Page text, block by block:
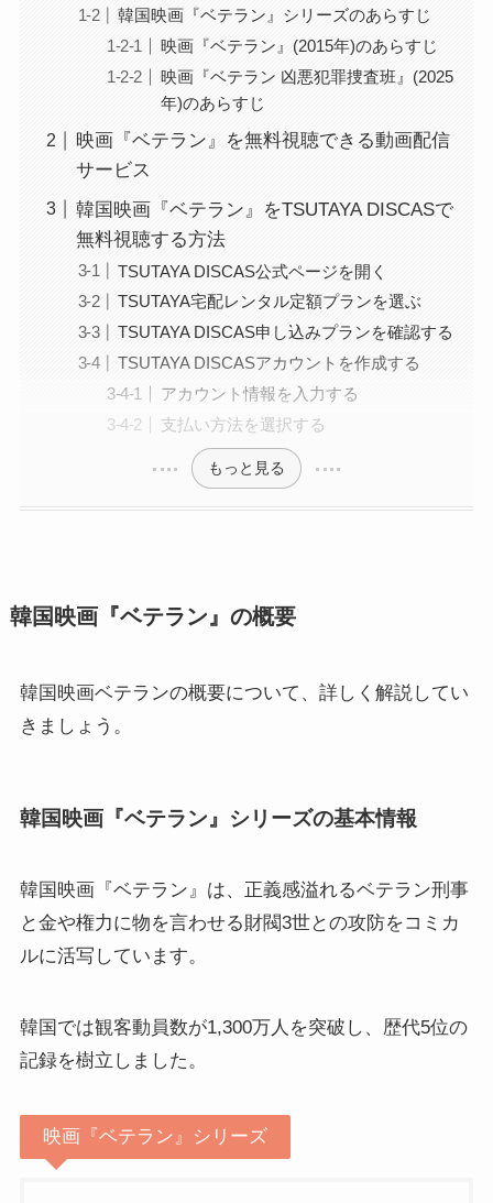
韓国映画『ベテラン』シリーズのあらすじ
映画『ベテラン』(2015年)のあらすじ
映画『ベテラン 凶悪犯罪捜査班』(2025
年)のあらすじ
映画『ベテラン』を無料視聴できる動画配信
サービス
韓国映画『ベテラン』をTSUTAYA DISCASで
無料視聴する方法
TSUTAYA DISCAS公式ページを開く
TSUTAYA宅配レンタル定額プランを選ぶ
TSUTAYA DISCAS申し込みプランを確認する
TSUTAYA DISCASアカウントを作成する
アカウント情報を入力する
支払い方法を選択する
もっと見る
韓国映画『ベテラン』の概要
韓国映画ベテランの概要について、詳しく解説してい
きましょう。
韓国映画『ベテラン』シリーズの基本情報
韓国映画『ベテラン』は、正義感溢れるベテラン刑事
と金や権力に物を言わせる財閥3世との攻防をコミカ
ルに活写しています。
韓国では観客動員数が1,300万人を突破し、歴代5位の
記録を樹立しました。
映画『ベテラン』シリーズ